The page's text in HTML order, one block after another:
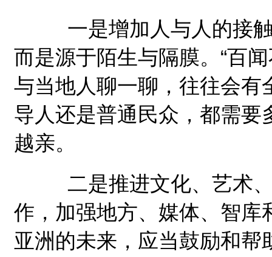
一是增加人与人的接触
而是源于陌生与隔膜。“百
与当地人聊一聊，往往会有
导人还是普通民众，都需
越亲。
二是推进文化、艺术、
作，加强地方、媒体、智库
亚洲的未来，应当鼓励和